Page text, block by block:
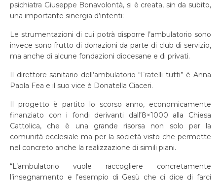
psichiatra Giuseppe Bonavolontà, si è creata, sin da subito,
una importante sinergia d’intenti:
Le strumentazioni di cui potrà disporre l’ambulatorio sono
invece sono frutto di donazioni da parte di club di servizio,
ma anche di alcune fondazioni diocesane e di privati.
Il direttore sanitario dell’ambulatorio “Fratelli tutti” è Anna
Paola Fea e il suo vice è Donatella Ciaceri.
Il progetto è partito lo scorso anno, economicamente
finanziato con i fondi derivanti dall’8×1000 alla Chiesa
Cattolica, che è una grande risorsa non solo per la
comunità ecclesiale ma per la società visto che permette
nel concreto anche la realizzazione di simili piani.
“L’ambulatorio vuole raccogliere concretamente
l’insegnamento e l’esempio di Gesù che ci dice di farci